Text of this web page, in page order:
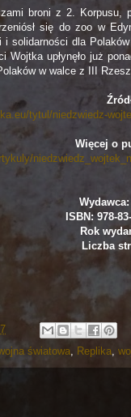
broni z 2. Korpusu,
się do zoo w
solidarności dla
upłynęło już
w walce z III
tytul/niedzwiedz-
Więcej o
ISBN: 978-
Rok
Liczba
wojna światowa, Replika,